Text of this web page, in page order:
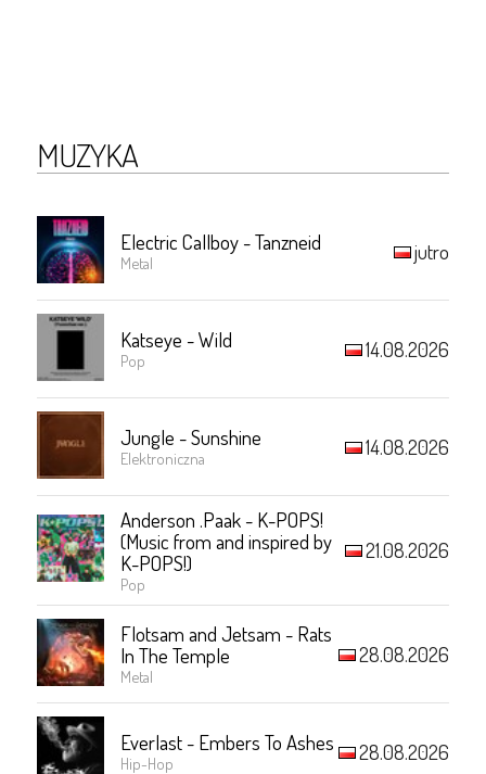
MUZYKA
Electric Callboy - Tanzneid
Metal jutro
Katseye - Wild
Pop 14.08.2026
Jungle - Sunshine
Elektroniczna 14.08.2026
Anderson .Paak - K-POPS!
(Music from and inspired by
K-POPS!)
Pop
21.08.2026
Flotsam and Jetsam - Rats
In The Temple
Metal
28.08.2026
Everlast - Embers To Ashes
Hip-Hop 28.08.2026